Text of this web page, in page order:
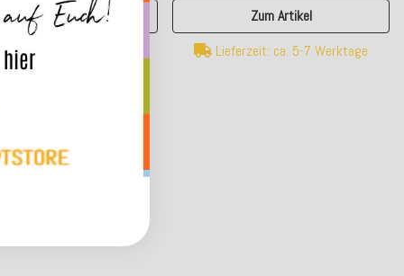
Zum Artikel
ca. 14 Werktage
Zum Artikel
Lieferzeit: ca. 5-7 Werktage